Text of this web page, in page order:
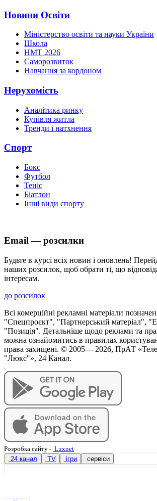
Новини Освіти
Міністерство освіти та науки України
Школа
НМТ 2026
Саморозвиток
Навчання за кордоном
Нерухомість
Аналітика ринку
Купівля житла
Тренди і натхнення
Спорт
Бокс
Футбол
Теніс
Біатлон
Інші види спорту
Email — розсилки
Будьте в курсі всіх новин і оновлень!
наших розсилок, щоб обрати ті, що
інтересам.
до розсилок
Всі комерційні рекламні матеріали
"Спецпроєкт", "Партнерський матеріал",
"Позиція". Детальніше щодо реклами та
можна ознайомитись в правилах
права захищені. © 2005— 2026, ПрАТ
"Люкс"», 24 Канал.
Розробка сайту - Luxnet
24 канал
TV ігри сервіси